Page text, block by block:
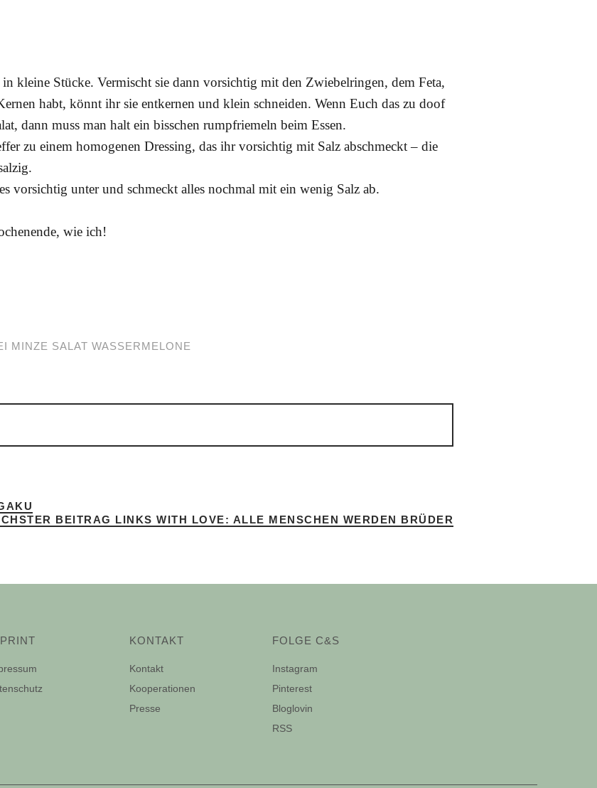
kleine Stücke. Vermischt sie dann vorsichtig mit den Zwiebelringen, dem Feta,
habt, könnt ihr sie entkernen und klein schneiden. Wenn Euch das zu doof
dann muss man halt ein bisschen rumpfriemeln beim Essen.
zu einem homogenen Dressing, das ihr vorsichtig mit Salz abschmeckt – die
vorsichtig unter und schmeckt alles nochmal mit ein wenig Salz ab.
wie ich!
MINZE SALAT WASSERMELONE
BEITRAG LINKS WITH LOVE: ALLE MENSCHEN WERDEN BRÜDER
KONTAKT
Kontakt
Kooperationen
Presse
FOLGE C&S
Instagram
Pinterest
Bloglovin
RSS